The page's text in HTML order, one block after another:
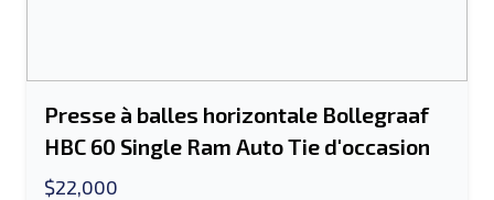
Presse à balles horizontale Bollegraaf
HBC 60 Single Ram Auto Tie d'occasion
$22,000